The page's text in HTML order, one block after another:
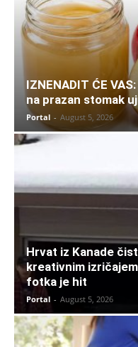
IZNENADIT ĆE
na prazan stomak
Portal - August 5, 2026
Hrvat iz Kanade
kreativnim
fotka je hit
Portal - August 5, 2026